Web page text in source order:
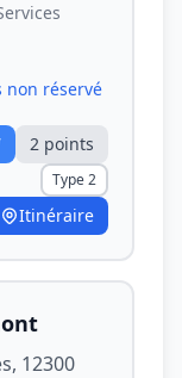
non réservé
2 points
Type 2
Itinéraire
12300